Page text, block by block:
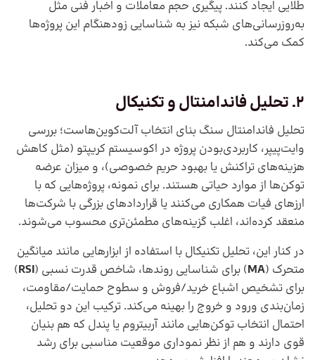
طلایی ایجاد کنند. پیگیری حجم معاملات و اخبار فنی مثل
به‌روزرسانی‌های شبکه نیز به شناسایی زودهنگام این پروژه‌ها
کمک می‌کند.
2. تحلیل فاندامنتال و تکنیکال
تحلیل فاندامنتال سنگ بنای انتخاب آلت‌کوین‌هاست؛ بررسی
وایت‌پیپر، کاربردی‌بودن پروژه در اکوسیستم کریپتو (مثل کاهش
هزینه‌های تراکنش یا بهبود حریم خصوصی)، و میزان عرضه
توکن‌ها از موارد حیاتی هستند. برای نمونه، پروژه‌هایی که با
ارزهای فیات همکاری می‌کنند یا قراردادهای بزرگی با شرکت‌ها
منعقد کرده‌اند، اغلب گزینه‌های مطمئن‌تری محسوب می‌شوند.
در کنار این، تحلیل تکنیکال با استفاده از ابزارهایی مانند میانگین
متحرک (MA) برای شناسایی روندها، شاخص قدرت نسبی (RSI
)
برای تشخیص اشباع خرید/فروش و سطوح حمایت/مقاومت،
زمان‌بندی ورود و خروج را بهینه می‌کند. ترکیب این دو تحلیل،
احتمال انتخاب توکن‌هایی مانند آربیتروم یا پندل که هم بنیان
قوی دارند و هم از نظر نموداری موقعیت مناسبی برای رشد